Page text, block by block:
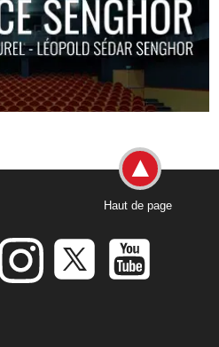
Haut de page